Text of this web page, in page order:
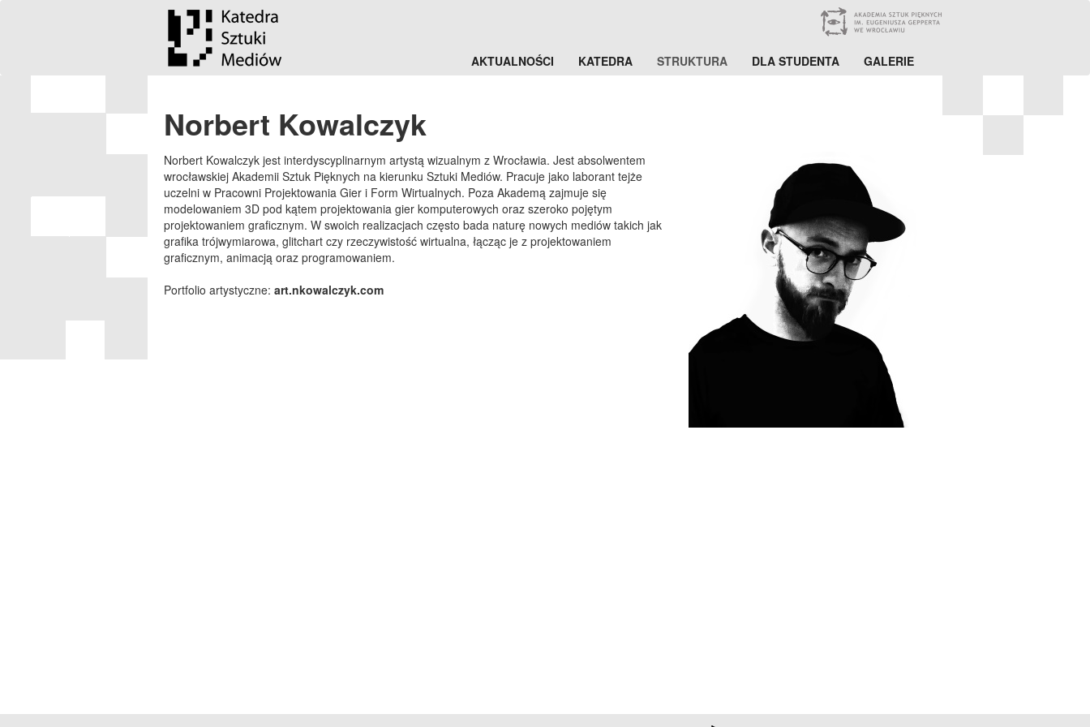
AKTUALNOŚCI KATEDRA STRUKTURA DLA STUDENTA GALERIE
Norbert Kowalczyk
Norbert Kowalczyk jest interdyscyplinarnym artystą wizualnym z Wrocławia. Jest absolwentem
wrocławskiej Akademii Sztuk Pięknych na kierunku Sztuki Mediów. Pracuje jako laborant tejże
uczelni w Pracowni Projektowania Gier i Form Wirtualnych. Poza Akademą zajmuje się
modelowaniem 3D pod kątem projektowania gier komputerowych oraz szeroko pojętym
projektowaniem graficznym. W swoich realizacjach często bada naturę nowych mediów takich jak
grafika trójwymiarowa, glitchart czy rzeczywistość wirtualna, łącząc je z projektowaniem
graficznym, animacją oraz programowaniem.
Portfolio artystyczne: art.nkowalczyk.com